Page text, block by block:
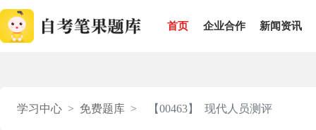
首页 企业合作 新闻资讯
学习中心 免费题库 【00463】 现代人员测评